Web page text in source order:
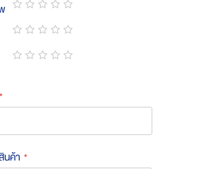
1
star
2
stars
3
stars
4
stars
5
stars
1
star
2
stars
3
stars
4
stars
5
stars
นค้า